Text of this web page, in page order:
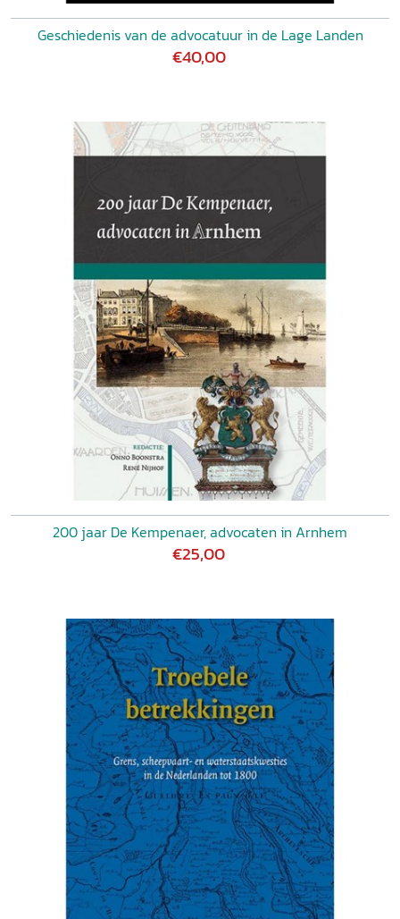
Geschiedenis van de advocatuur in de Lage Landen
€40,00
200 jaar De Kempenaer, advocaten in Arnhem
€25,00